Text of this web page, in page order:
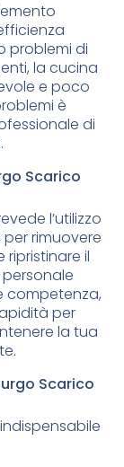
problemi di
la cucina
e poco
è
di
Scarico
l’utilizzo
rimuovere
il
competenza,
per
la tua
Scarico